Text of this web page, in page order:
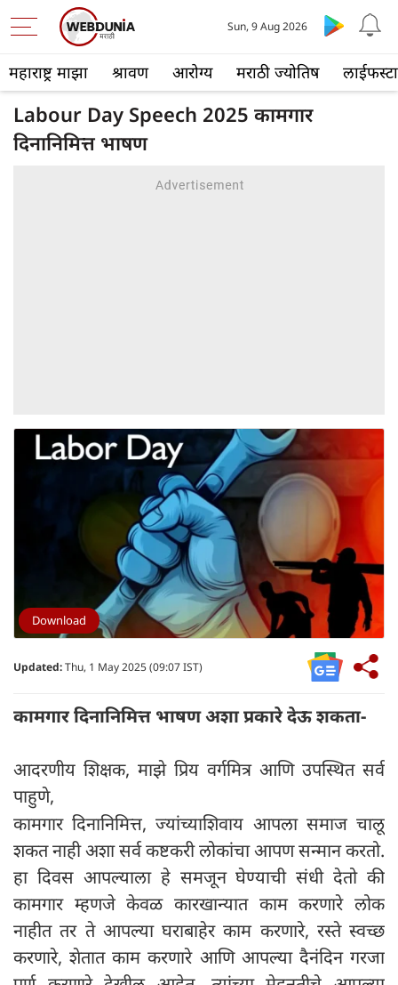
महाराष्ट्र माझा श्रावण आरोग्य मराठी ज्योतिष
Sun, 9 Aug 2026
Labour Day Speech 2025 कामगार
दिनानिमित्त भाषण
Download
Updated:Thu, 1 May 2025 (09:07 IST)
कामगार दिनानिमित्त भाषण अशा प्रकारे देऊ शकता-
आदरणीय शिक्षक, माझे प्रिय वर्गमित्र आणि उपस्थित सर्व
पाहुणे,
कामगार दिनानिमित्त, ज्यांच्याशिवाय आपला समाज चालू
शकत नाही अशा सर्व कष्टकरी लोकांचा आपण सन्मान करतो.
हा दिवस आपल्याला हे समजून घेण्याची संधी देतो की
कामगार म्हणजे केवळ कारखान्यात काम करणारे लोक
नाहीत तर ते आपल्या घराबाहेर काम करणारे, रस्ते स्वच्छ
करणारे, शेतात काम करणारे आणि आपल्या दैनंदिन गरजा